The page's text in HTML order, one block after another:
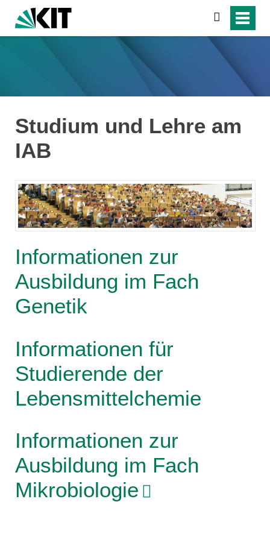
search
Studium und Lehre am
IAB
Informationen zur
Ausbildung im Fach
Genetik
Informationen für
Studierende der
Lebensmittelchemie
Informationen zur
Ausbildung im Fach
Mikrobiologie